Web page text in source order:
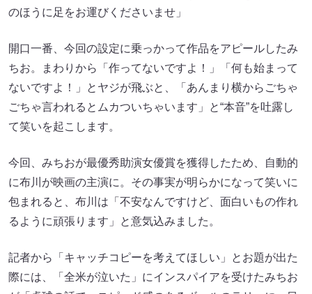
のほうに足をお運びくださいませ」
開口一番、今回の設定に乗っかって作品をアピールしたみ
ちお。まわりから「作ってないですよ！」「何も始まって
ないですよ！」とヤジが飛ぶと、「あんまり横からごちゃ
ごちゃ言われるとムカついちゃいます」と“本音”を吐露し
て笑いを起こします。
今回、みちおが最優秀助演女優賞を獲得したため、自動的
に布川が映画の主演に。その事実が明らかになって笑いに
包まれると、布川は「不安なんですけど、面白いもの作れ
るように頑張ります」と意気込みました。
記者から「キャッチコピーを考えてほしい」とお題が出た
際には、「全米が泣いた」にインスパイアを受けたみちお